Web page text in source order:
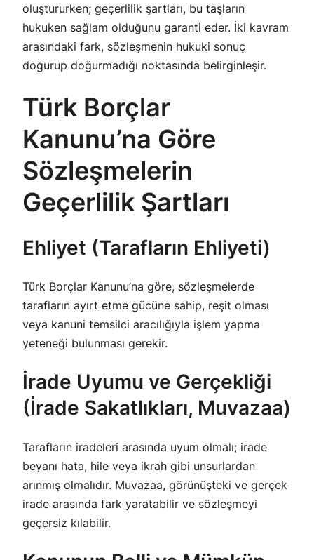
oluştururken; geçerlilik şartları, bu taşların
hukuken sağlam olduğunu garanti eder. İki kavram
arasındaki fark, sözleşmenin hukuki sonuç
doğurup doğurmadığı noktasında belirginleşir.
Türk Borçlar
Kanunu’na Göre
Sözleşmelerin
Geçerlilik Şartları
Ehliyet (Tarafların Ehliyeti)
Türk Borçlar Kanunu’na göre, sözleşmelerde
tarafların ayırt etme gücüne sahip, reşit olması
veya kanuni temsilci aracılığıyla işlem yapma
yeteneği bulunması gerekir.
İrade Uyumu ve Gerçekliği
(İrade Sakatlıkları, Muvazaa)
Tarafların iradeleri arasında uyum olmalı; irade
beyanı hata, hile veya ikrah gibi unsurlardan
arınmış olmalıdır. Muvazaa, görünüşteki ve gerçek
irade arasında fark yaratabilir ve sözleşmeyi
geçersiz kılabilir.